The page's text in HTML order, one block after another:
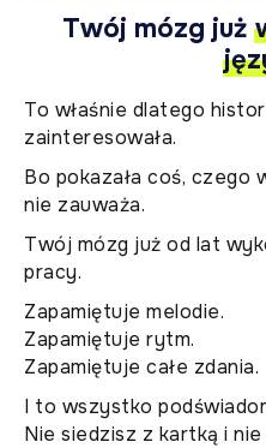
Twój mózg już
To właśnie dlatego
zainteresowała.
Bo pokazała coś, czego
nie zauważa.
Twój mózg już od lat
pracy.
Zapamiętuje melodie.
Zapamiętuje rytm.
Zapamiętuje całe zdania.
I to wszystko
Nie siedzisz z kartką i